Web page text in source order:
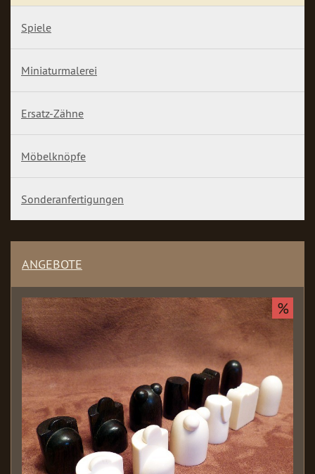
Spiele
Miniaturmalerei
Ersatz-Zähne
Möbelknöpfe
Sonderanfertigungen
ANGEBOTE
%